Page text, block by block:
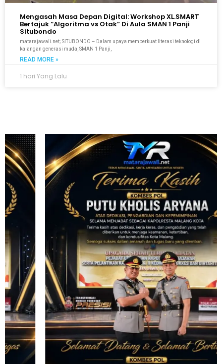
Mengasah Masa Depan Digital: Workshop XL.SMART
Bertajuk “Algoritma vs Otak” Di Aula SMAN 1 Panji
Situbondo
matarajawali.net; SITUBONDO – Dalam upaya memperkuat literasi teknologi di
kalangan generasi muda, SMAN 1 Panji,
READ MORE »
1 hari Yang Lalu